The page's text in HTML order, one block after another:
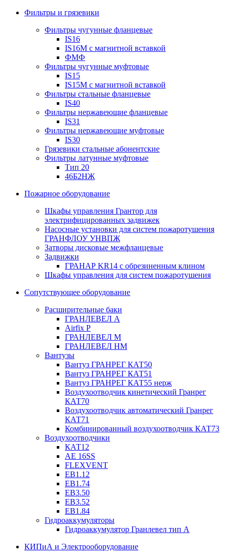
Фильтры и грязевики
Фильтры чугунные фланцевые
IS16
IS16M с магнитной вставкой
ФМФ
Фильтры чугунные муфтовые
IS15
IS15M c магнитной вставкой
Фильтры стальные фланцевые
IS40
Фильтры нержавеющие фланцевые
IS31
Фильтры нержавеющие муфтовые
IS30
Грязевики стальные абонентские
Фильтры латунные муфтовые
Тип 20
46Б2НЖ
Пожарное оборудование
Шкафы управления Грантор для
электрифицированных задвижек
Насосные установки для систем пожаротушения
ГРАНФЛОУ УНВПЖ
Затворы дисковые межфланцевые
Задвижки
ГРАНАР KR14 с обрезиненным клином
Шкафы управления для систем пожаротушения
Сопутствующее оборудование
Расширительные баки
ГРАНЛЕВЕЛ А
Airfix P
ГРАНЛЕВЕЛ М
ГРАНЛЕВЕЛ НМ
Вантузы
Вантуз ГРАНРЕГ КАТ50
Вантуз ГРАНРЕГ КАТ51
Вантуз ГРАНРЕГ КАТ55 нерж
Воздухоотводчик кинетический Гранрег
КАТ70
Воздухоотводчик автоматический Гранрег
КАТ71
Комбинированный воздухоотводчик КАТ73
Воздухоотводчики
КАТ12
AE 16SS
FLEXVENT
EB1.12
EB1.74
EB3.50
EB3.52
EB1.84
Гидроаккумуляторы
Гидроаккумулятор Гранлевел тип А
КИПиА и Электрооборудование